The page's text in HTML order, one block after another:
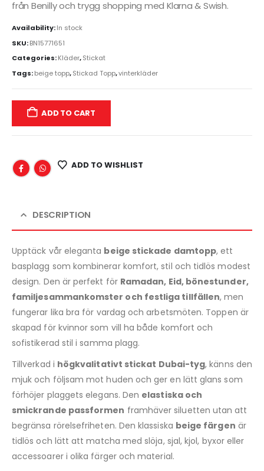
från Benilly och trygg shopping med Klarna & Swish.
Availability:In stock
SKU:BN15771651
Categories:Kläder,Stickat
Tags:beige topp,Stickad Topp,vinterkläder
ADD TO CART
ADD TO WISHLIST
DESCRIPTION
Upptäck vår eleganta beige stickade damtopp, ett
basplagg som kombinerar komfort, stil och tidlös modest
design. Den är perfekt för Ramadan, Eid, bönestunder,
familjesammankomster och festliga tillfällen, men
fungerar lika bra för vardag och arbetsmöten. Toppen är
skapad för kvinnor som vill ha både komfort och
sofistikerad stil i samma plagg.
Tillverkad i högkvalitativt stickat Dubai-tyg, känns den
mjuk och följsam mot huden och ger en lätt glans som
förhöjer plaggets elegans. Den elastiska och
smickrande passformen framhäver siluetten utan att
begränsa rörelsefriheten. Den klassiska beige färgen är
tidlös och lätt att matcha med slöja, sjal, kjol, byxor eller
accessoarer i olika färger och material.